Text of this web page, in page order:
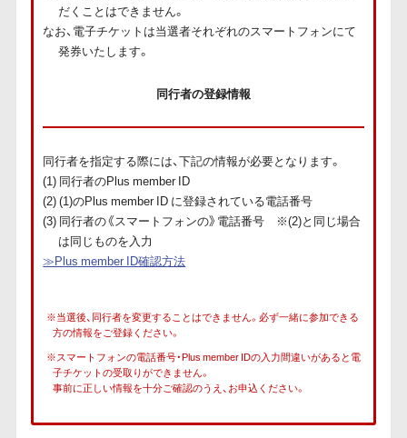
だくことはできません。
なお、電子チケットは当選者それぞれのスマートフォンにて
発券いたします。
同行者の登録情報
同行者を指定する際には、下記の情報が必要となります。
(1) 同行者のPlus member ID
(2) (1)のPlus member ID に登録されている電話番号
(3) 同行者の《スマートフォンの》電話番号 ※(2)と同じ場合
は同じものを入力
≫Plus member ID確認方法
※当選後、同行者を変更することはできません。必ず一緒に参加できる
方の情報をご登録ください。
※スマートフォンの電話番号・Plus member IDの入力間違いがあると電
子チケットの受取りができません。
事前に正しい情報を十分ご確認のうえ、お申込ください。